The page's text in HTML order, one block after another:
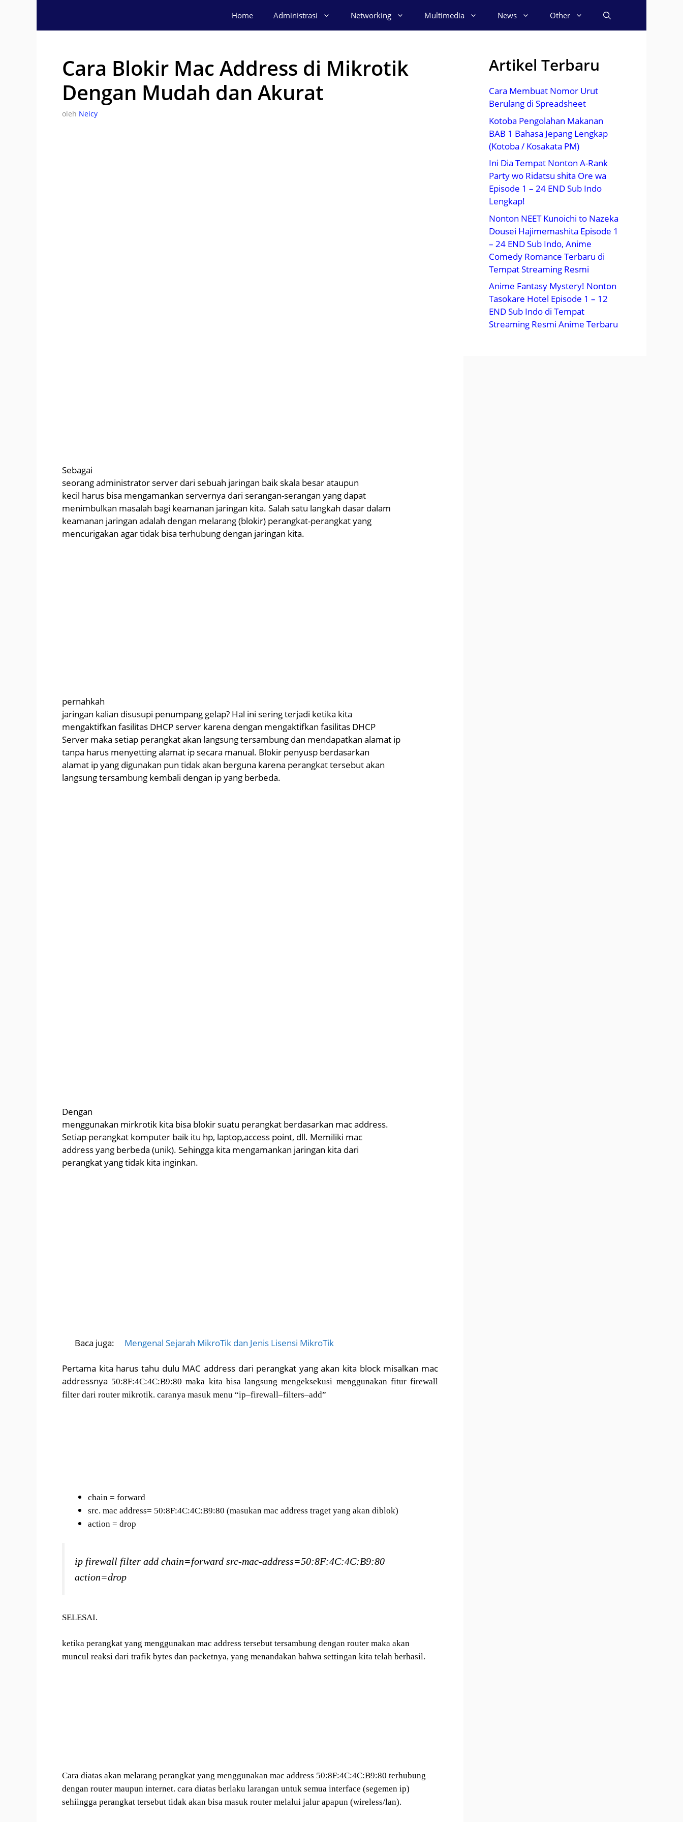
Home Administrasi Networking Multimedia News Other
Cara Blokir Mac Address di Mikrotik
Dengan Mudah dan Akurat
oleh Neicy
Sebagai
seorang administrator server dari sebuah jaringan baik skala besar ataupun
kecil harus bisa mengamankan servernya dari serangan-serangan yang dapat
menimbulkan masalah bagi keamanan jaringan kita. Salah satu langkah dasar dalam
keamanan jaringan adalah dengan melarang (blokir) perangkat-perangkat yang
mencurigakan agar tidak bisa terhubung dengan jaringan kita.
pernahkah
jaringan kalian disusupi penumpang gelap? Hal ini sering terjadi ketika kita
mengaktifkan fasilitas DHCP server karena dengan mengaktifkan fasilitas DHCP
Server maka setiap perangkat akan langsung tersambung dan mendapatkan alamat ip
tanpa harus menyetting alamat ip secara manual. Blokir penyusp berdasarkan
alamat ip yang digunakan pun tidak akan berguna karena perangkat tersebut akan
langsung tersambung kembali dengan ip yang berbeda.
Dengan
menggunakan mirkrotik kita bisa blokir suatu perangkat berdasarkan mac address.
Setiap perangkat komputer baik itu hp, laptop,access point, dll. Memiliki mac
address yang berbeda (unik). Sehingga kita mengamankan jaringan kita dari
perangkat yang tidak kita inginkan.
Baca juga: Mengenal Sejarah MikroTik dan Jenis Lisensi MikroTik
Pertama kita harus tahu dulu MAC address dari perangkat yang akan kita block misalkan mac
addressnya 50:8F:4C:4C:B9:80 maka kita bisa langsung mengeksekusi menggunakan fitur firewall
filter dari router mikrotik. caranya masuk menu “ip–firewall–filters–add”
chain = forward
src. mac address= 50:8F:4C:4C:B9:80 (masukan mac address traget yang akan diblok)
action = drop
ip firewall filter add chain=forward src-mac-address=50:8F:4C:4C:B9:80
action=drop
SELESAI.
ketika perangkat yang menggunakan mac address tersebut tersambung dengan router maka akan
muncul reaksi dari trafik bytes dan packetnya, yang menandakan bahwa settingan kita telah berhasil.
Cara diatas akan melarang perangkat yang menggunakan mac address 50:8F:4C:4C:B9:80 terhubung
dengan router maupun internet. cara diatas berlaku larangan untuk semua interface (segemen ip)
sehiingga perangkat tersebut tidak akan bisa masuk router melalui jalur apapun (wireless/lan).
Artikel Terbaru
Cara Membuat Nomor Urut
Berulang di Spreadsheet
Kotoba Pengolahan Makanan
BAB 1 Bahasa Jepang Lengkap
(Kotoba / Kosakata PM)
Ini Dia Tempat Nonton A-Rank
Party wo Ridatsu shita Ore wa
Episode 1 – 24 END Sub Indo
Lengkap!
Nonton NEET Kunoichi to Nazeka
Dousei Hajimemashita Episode 1
– 24 END Sub Indo, Anime
Comedy Romance Terbaru di
Tempat Streaming Resmi
Anime Fantasy Mystery! Nonton
Tasokare Hotel Episode 1 – 12
END Sub Indo di Tempat
Streaming Resmi Anime Terbaru